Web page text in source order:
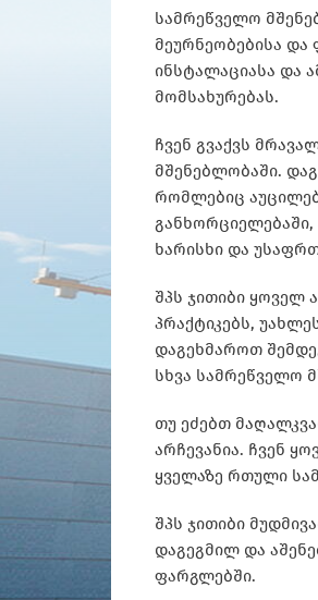
სამრეწველო
მეურნეობებისა და
ინსტალაციასა და
მომსახურებას.
ჩვენ გვაქვს
მშენებლობაში.
რომლებიც
განხორციელებაში,
ხარისხი და
შპს ჯითიბი ყოველ
პრაქტიკებს,
დაგეხმაროთ
სხვა სამრეწველო
თუ ეძებთ
არჩევანია. ჩვენ
ყველაზე რთული
შპს ჯითიბი
დაგეგმილ და
ფარგლებში.